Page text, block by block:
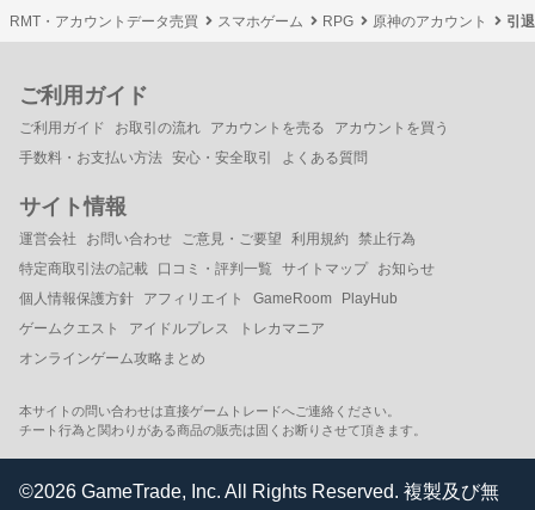
RMT・アカウントデータ売買 スマホゲーム RPG 原神のアカウント 引
ご利用ガイド
ご利用ガイド お取引の流れ アカウントを売る
アカウントを買う
手数料・お支払い方法 安心・安全取引 よくある質問
サイト情報
運営会社 お問い合わせ ご意見・ご要望 利用規約
禁止行為
特定商取引法の記載
口コミ・評判一覧 サイトマップ
お知らせ
個人情報保護方針
アフィリエイト GameRoom
PlayHub
ゲームクエスト
アイドルプレス
トレカマニア
オンラインゲーム攻略まとめ
本サイトの問い合わせは直接ゲームトレードへご連絡ください。
チート行為と関わりがある商品の販売は固くお断りさせて頂きます。
©2026 GameTrade, Inc. All Rights Reserved. 複製及び無